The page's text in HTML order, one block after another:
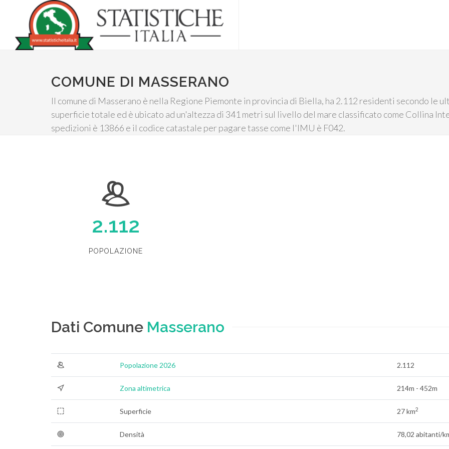
COMUNE DI MASSERANO
Il comune di Masserano è nella Regione Piemonte in provincia di Biella, ha 2.112 residenti secondo le
superficie totale ed è ubicato ad un'altezza di 341 metri sul livello del mare classificato come Collina
spedizioni è 13866 e il codice catastale per pagare tasse come l'IMU è F042.
2.112
POPOLAZIONE
Dati Comune Masserano
Popolazione 2026 2.112
Zona altimetrica 214m - 452m
Superficie 27 km2
Densità 78,02 abitanti/